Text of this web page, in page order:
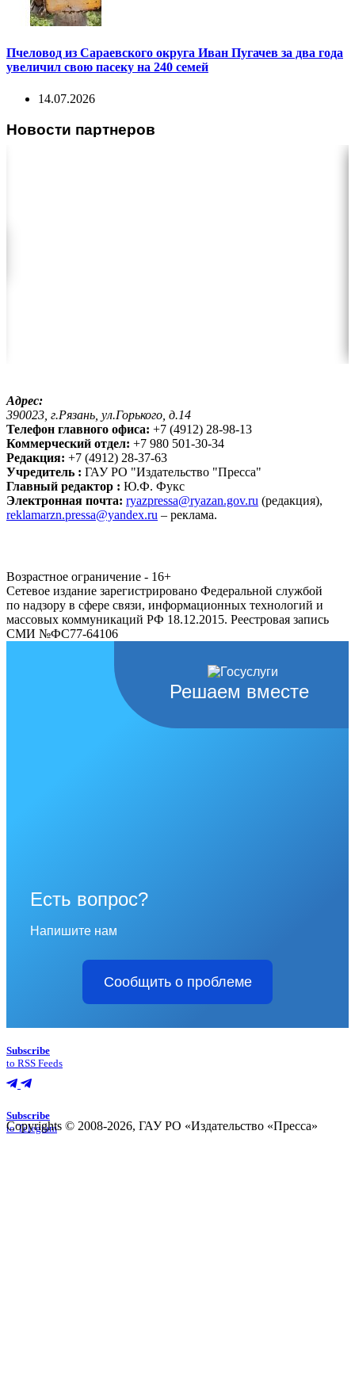
Пчеловод из Сараевского округа Иван Пугачев за два года
увеличил свою пасеку на 240 семей
14.07.2026
Новости партнеров
Адрес:
390023, г.Рязань, ул.Горького, д.14
Телефон главного офиса: +7 (4912) 28-98-13
Коммерческий отдел: +7 980 501-30-34
Редакция: +7 (4912) 28-37-63
Учредитель : ГАУ РО "Издательство "Пресса"
Главный редактор : Ю.Ф. Фукс
Электронная почта: ryazpressa@ryazan.gov.ru (редакция),
reklamarzn.pressa@yandex.ru – реклама.
Возрастное ограничение - 16+
Сетевое издание зарегистрировано Федеральной службой
по надзору в сфере связи, информационных технологий и
массовых коммуникаций РФ 18.12.2015. Реестровая запись
СМИ №ФС77-64106
Решаем вместе
Есть вопрос?
Напишите нам
Сообщить о проблеме
Subscribe
to RSS Feeds
Subscribe
to Telegram
Copyrights © 2008-2026, ГАУ РО «Издательство «Пресса»